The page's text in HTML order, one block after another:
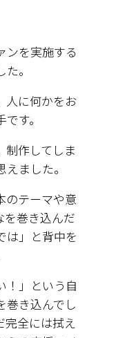
ンを実施する
。
人に何かをお
す。
制作してしま
ました。
のテーマや意
を巻き込んだ
は」と背中を
！」という自
巻き込んでし
完全には拭え